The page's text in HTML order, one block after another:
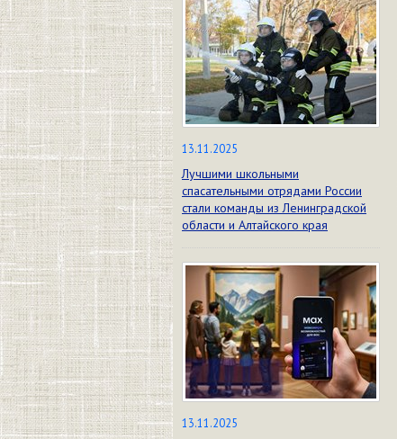
13.11.2025
Лучшими школьными
спасательными отрядами России
стали команды из Ленинградской
области и Алтайского края
13.11.2025